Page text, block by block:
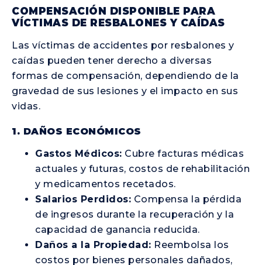
COMPENSACIÓN DISPONIBLE PARA
VÍCTIMAS DE RESBALONES Y CAÍDAS
Las víctimas de accidentes por resbalones y
caídas pueden tener derecho a diversas
formas de compensación, dependiendo de la
gravedad de sus lesiones y el impacto en sus
vidas.
1. DAÑOS ECONÓMICOS
Gastos Médicos: Cubre facturas médicas
actuales y futuras, costos de rehabilitación
y medicamentos recetados.
Salarios Perdidos: Compensa la pérdida
de ingresos durante la recuperación y la
capacidad de ganancia reducida.
Daños a la Propiedad: Reembolsa los
costos por bienes personales dañados,